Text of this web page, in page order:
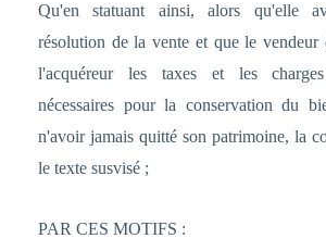
Qu'en statuant ainsi, alors qu'elle
résolution de la vente et que le vendeur
l'acquéreur les taxes et les
nécessaires pour la conservation du
n'avoir jamais quitté son patrimoine, la
le texte susvisé ;
PAR CES MOTIFS :